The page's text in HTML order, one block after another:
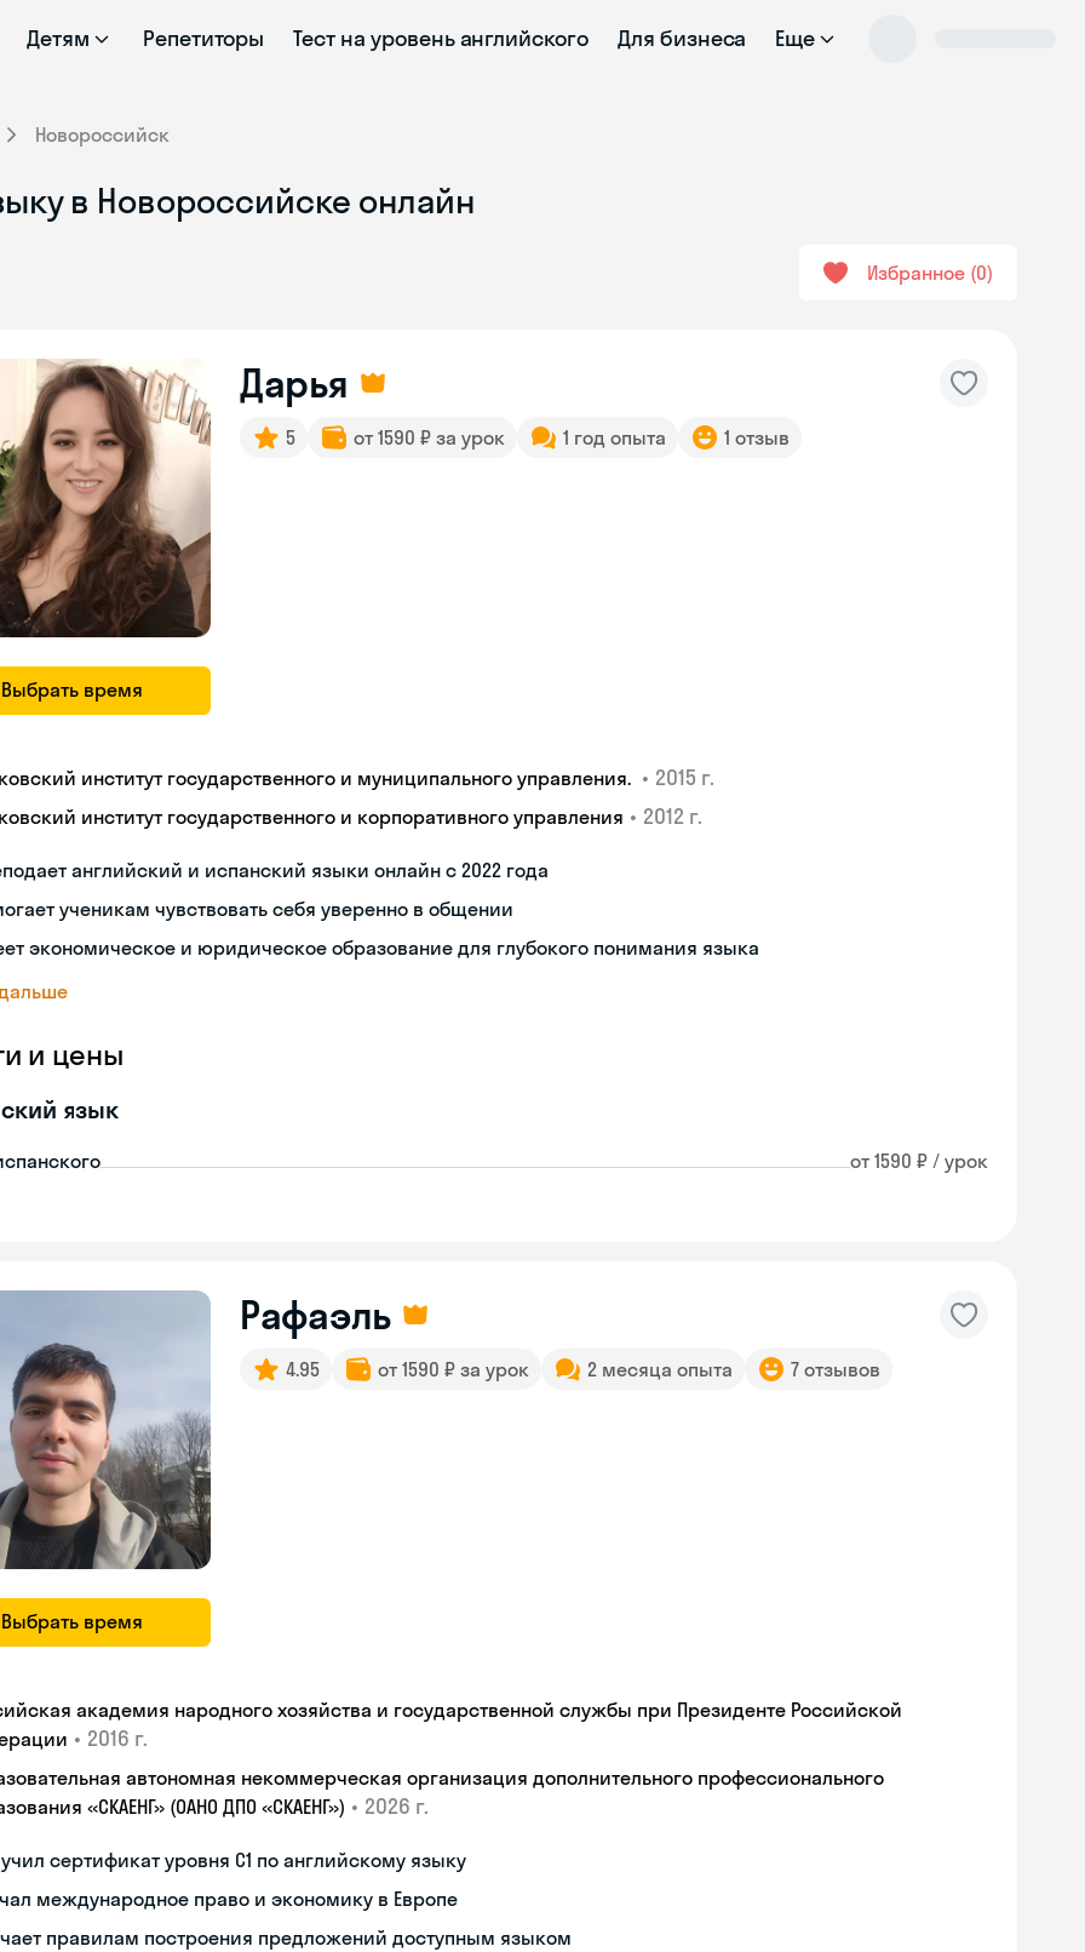
Детям Репетиторы Тест на уровень английского Для бизнеса Еще
Новороссийск
в Новороссийске онлайн
Избранное 0
Выбрать время
Дарья
5 от 1590 ₽ за урок 1 год опыта 1 отзыв
институт государственного и муниципального управления. • 2015 г.
институт государственного и корпоративного управления • 2012 г.
английский и испанский языки онлайн с 2022 года
ученикам чувствовать себя уверенно в общении
экономическое и юридическое образование для глубокого понимания языка
и цены
язык
от 1590 ₽ / урок
Выбрать время
Рафаэль
4.95 от 1590 ₽ за урок 2 месяца опыта 7 отзывов
академия народного хозяйства и государственной службы при Президенте Российской
• 2016 г.
автономная некоммерческая организация дополнительного профессионального
«СКАЕНГ» (ОАНО ДПО «СКАЕНГ») • 2026 г.
сертификат уровня С1 по английскому языку
международное право и экономику в Европе
правилам построения предложений доступным языком